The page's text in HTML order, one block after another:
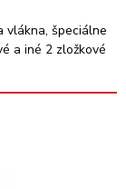
vlákna, špeciálne
a iné 2 zložkové